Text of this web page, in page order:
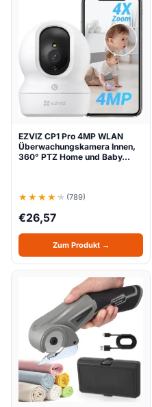
EZVIZ CP1 Pro 4MP WLAN
Überwachungskamera Innen,
360° PTZ Home und Baby…
(789)
€26,57
Zum Produkt →